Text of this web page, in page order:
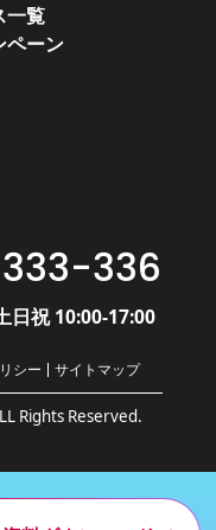
一覧
ペーン
336
日祝 10:00-17:00
Rights Reserved.
シー サイトマップ